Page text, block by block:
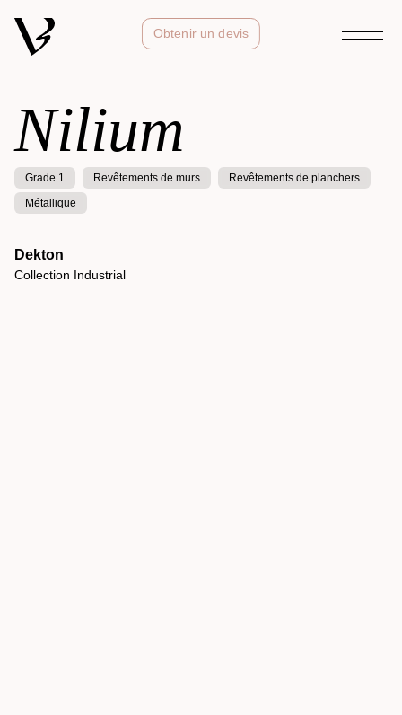
Obtenir un devis
Nilium
Grade 1 Revêtements de murs
Revêtements de planchers
Métallique
Dekton
Collection Industrial